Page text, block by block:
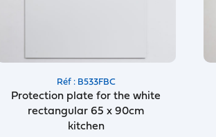
Réf : B533FBC
Protection plate for the white
rectangular 65 x 90cm
kitchen